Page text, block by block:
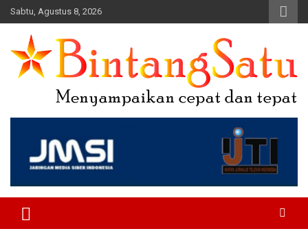
Skip
to
content
Sabtu, Agustus 8, 2026
Portal Berita Nasional dan
Regional